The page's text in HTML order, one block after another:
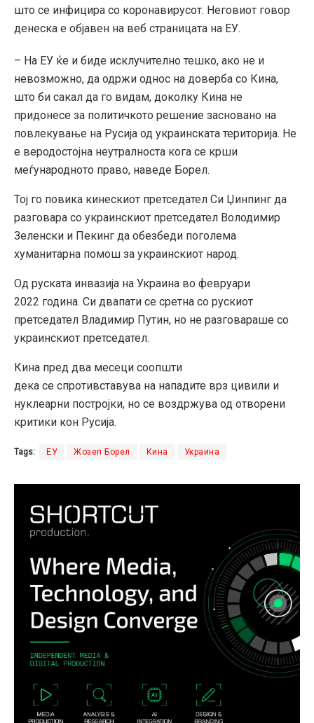
што се инфицира со коронавирусот. Неговиот говор
денеска е објавен на веб страницата на ЕУ.
– На ЕУ ќе и биде исклучително тешко, ако не и
невозможно, да одржи однос на доверба со Кина,
што би сакал да го видам, доколку Кина не
придонесе за политичкото решение засновано на
повлекување на Русија од украинската територија. Не
е веродостојна неутралноста кога се крши
меѓународното право, наведе Борел.
Тој го повика кинескиот претседател Си Џинпинг да
разговара со украинскиот претседател Володимир
Зеленски и Пекинг да обезбеди поголема
хуманитарна помош за украинскиот народ.
Од руската инвазија на Украина во февруари
2022 година. Си двапати се сретна со рускиот
претседател Владимир Путин, но не разговараше со
украинскиот претседател.
Кина пред два месеци соопшти
дека се спротивставува на нападите врз цивили и
нуклеарни постројки, но се воздржува од отворени
критики кон Русија.
Tags: ЕУ Жозеп Борел Кина Украина